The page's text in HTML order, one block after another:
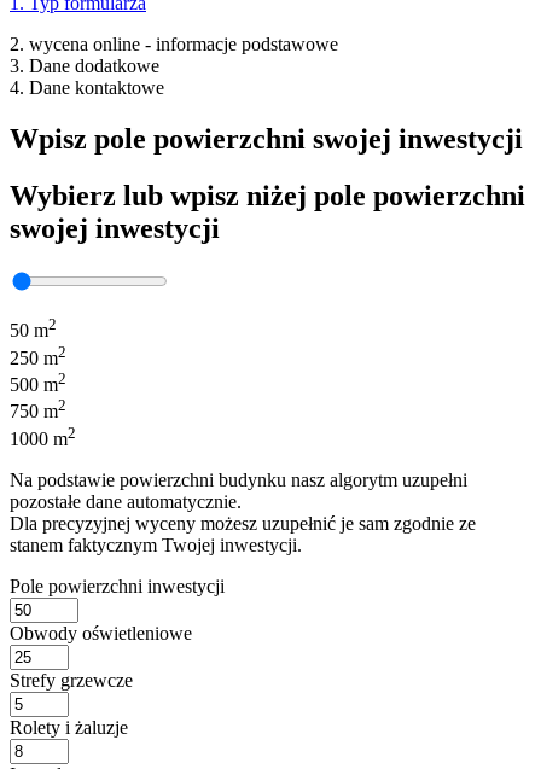
2. wycena online - informacje podstawowe
3. Dane dodatkowe
4. Dane kontaktowe
Wpisz pole powierzchni swojej inwestycji
Wybierz lub wpisz niżej pole powierzchni
swojej inwestycji
50 m2
250 m2
500 m2
750 m2
1000 m2
Na podstawie powierzchni budynku nasz algorytm uzupełni
pozostałe dane automatycznie.
Dla precyzyjnej wyceny możesz uzupełnić je sam zgodnie ze
stanem faktycznym Twojej inwestycji.
Pole powierzchni inwestycji
Obwody oświetleniowe
Strefy grzewcze
Rolety i żaluzje